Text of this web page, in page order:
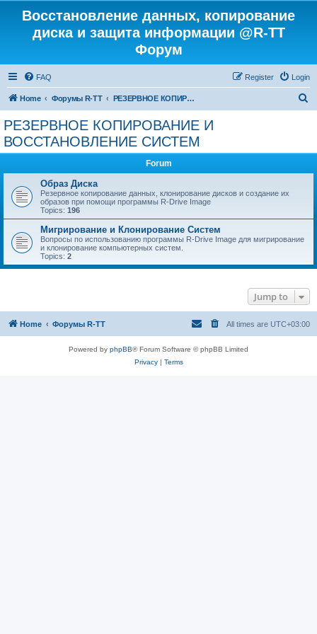
Восстановление данных, копирование
диска и защита информации @R-TT
Форум
FAQ Login
Register
Home Форумы R-TT РЕЗЕРВНОЕ КОПИРОВАНИЕ И ВОССТАНОВЛЕНИЕ СИСТЕМ
РЕЗЕРВНОЕ КОПИРОВАНИЕ И
ВОССТАНОВЛЕНИЕ СИСТЕМ
Forum
Образ Диска
Резервное копирование данных, клонирование дисков и создание их
образов при помощи программы R-Drive Image
Topics: 196
Мигрирование и Клонирование Систем
Вопросы по использованию программы R-Drive Image для мигрирование
и клонирование компьютерных систем.
Topics: 2
Jump to
Home Форумы R-TT All times are UTC+03:00
Powered by phpBB® Forum Software © phpBB Limited
Privacy| Terms